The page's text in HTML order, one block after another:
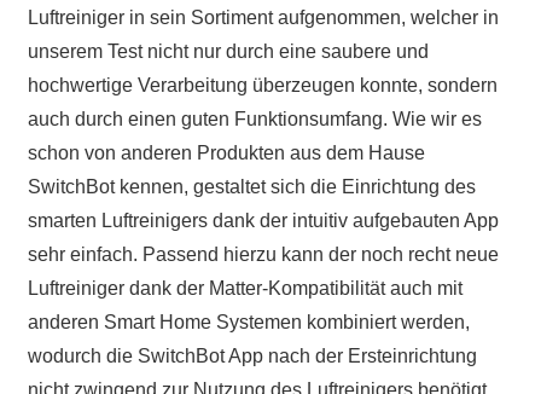
Luftreiniger in sein Sortiment aufgenommen, welcher in
unserem Test nicht nur durch eine saubere und
hochwertige Verarbeitung überzeugen konnte, sondern
auch durch einen guten Funktionsumfang. Wie wir es
schon von anderen Produkten aus dem Hause
SwitchBot kennen, gestaltet sich die Einrichtung des
smarten Luftreinigers dank der intuitiv aufgebauten App
sehr einfach. Passend hierzu kann der noch recht neue
Luftreiniger dank der Matter-Kompatibilität auch mit
anderen Smart Home Systemen kombiniert werden,
wodurch die SwitchBot App nach der Ersteinrichtung